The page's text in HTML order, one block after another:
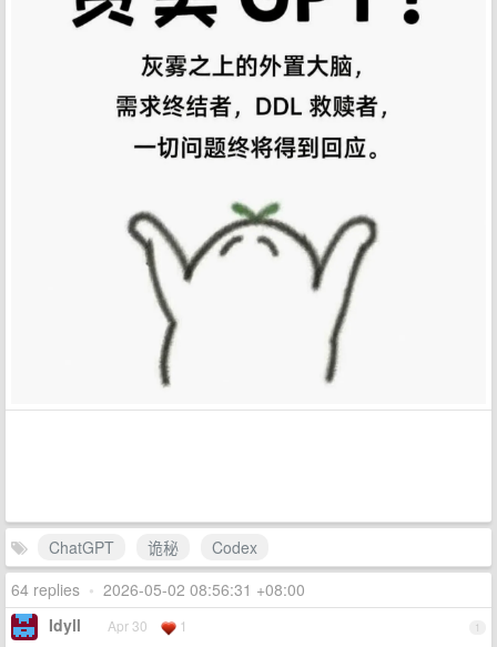
ChatGPT 诡秘
Codex
64 replies • 2026-05-02 08:56:31 +08:00
1
Idyll Apr 30 1